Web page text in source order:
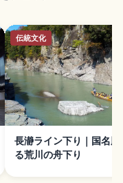
伝統文化
長瀞ライン下り｜国名勝
る荒川の舟下り